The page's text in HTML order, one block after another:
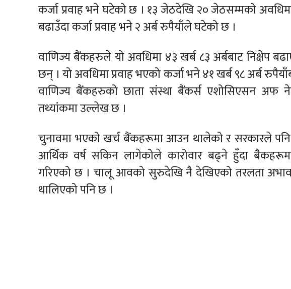
कर्जा प्रवाह भने घटेको छ । १३ जेठदेखि २० जेठसम्मको
बढाउँदा कर्जा प्रवाह भने २ अर्ब रुपैयाँले घटेको छ ।
वाणिज्य बैंकहरुले यो अवधिमा ४३ खर्ब ८३ अर्बबाट निक्षेप
छन् । यो अवधिमा प्रवाह भएको कर्जा भने ४१ खर्ब ९८ अर्ब
वाणिज्य बैंकहरुको छाता संस्था बैंकर्स एशोसिएसन अफ
तथ्यांकमा उल्लेख छ ।
चुनावमा भएको खर्च बैंकहरूमा आउन थालेको र सरकारले
आर्थिक वर्ष सकिन लागेकोले कारोवार बढ्ने हुँदा
गरिएको छ । चालू आवको सुरुदेखि नै देखिएको तरलता
थालिएको पनि छ ।